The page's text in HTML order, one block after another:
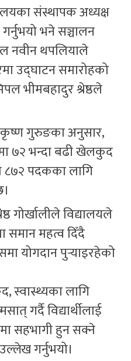
संस्थापक अध्यक्ष
भने सञ्चालन
नवीन थपलियाले
उद्घाटन समारोहको
भीमबहादुर श्रेष्ठले
गुरुङका अनुसार,
७२ भन्दा बढी खेलकुद
८७२ पदकका लागि
गोर्खालीले विद्यालयले
समान महत्व दिँदै
योगदान पुर्‍याइरहेको
स्वास्थ्यका लागि
गर्दै विद्यार्थीलाई
सहभागी हुन सक्ने
गर्नुभयो।